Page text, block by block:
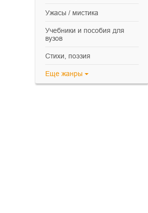
ужасы / мистика
учебники и пособия для
вузов
cтихи, поэзия
Еще жанры